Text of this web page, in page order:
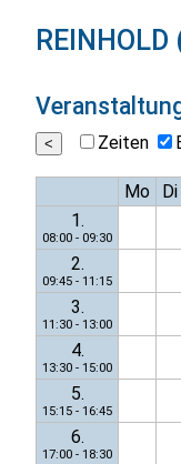
Zeiten
Mo Di
1.
08:00 - 09:30
2.
09:45 - 11:15
3.
11:30 - 13:00
4.
13:30 - 15:00
5.
15:15 - 16:45
6.
17:00 - 18:30